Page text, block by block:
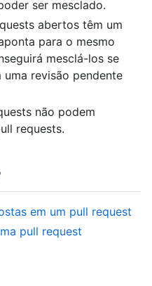
ser mesclado.
abertos têm um
para o mesmo
mesclá-los se
revisão pendente
não podem
requests.
em um pull request
pull request